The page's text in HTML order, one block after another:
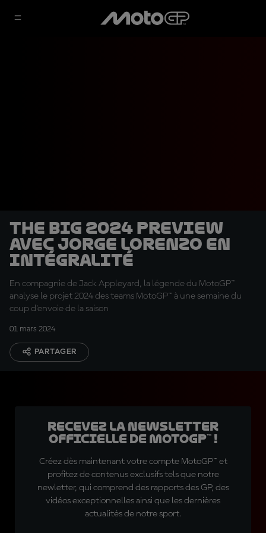
The Big 2024 Preview
avec Jorge Lorenzo en
intégralité
En compagnie de Jack Appleyard, la légende du MotoGP™
analyse le projet 2024 des teams MotoGP™ à une semaine du
coup d'envoie de la saison
01 mars 2024
PARTAGER
Recevez la Newsletter
officielle de MotoGP™ !
Créez dès maintenant votre compte MotoGP™ et
profitez de contenus exclusifs tels que notre
newletter, qui comprend des rapports des GP, des
vidéos exceptionnelles ainsi que les dernières
actualités de notre sport.